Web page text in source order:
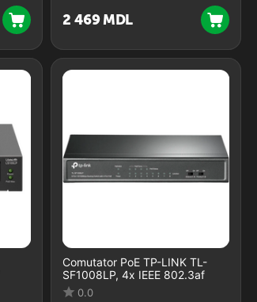
2 469 MDL
Comutator PoE TP-LINK TL-
SF1008LP, 4x IEEE 802.3af
0.0